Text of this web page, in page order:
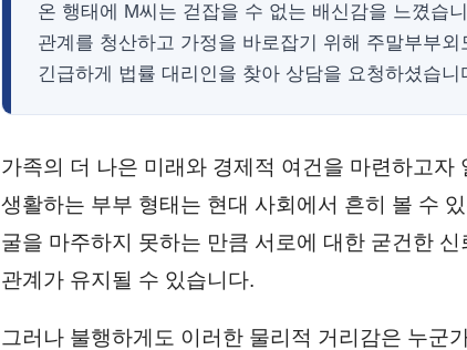
온 행태에 M씨는 걷잡을 수 없는 배신감을 느꼈습
관계를 청산하고 가정을 바로잡기 위해 주말부부
긴급하게 법률 대리인을 찾아 상담을 요청하셨습니
가족의 더 나은 미래와 경제적 여건을 마련하고자
생활하는 부부 형태는 현대 사회에서 흔히 볼 수
굴을 마주하지 못하는 만큼 서로에 대한 굳건한
관계가 유지될 수 있습니다.
그러나 불행하게도 이러한 물리적 거리감은 누군